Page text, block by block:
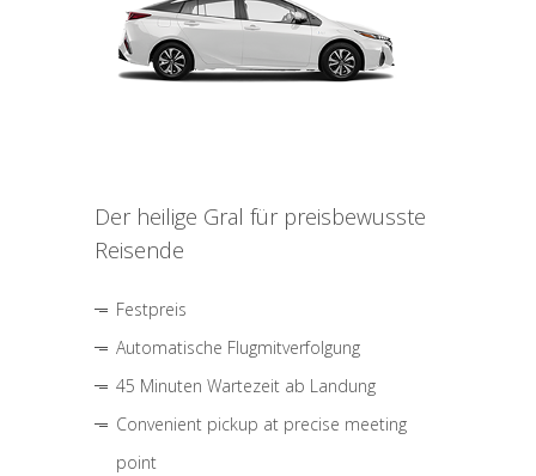
Der heilige Gral für preisbewusste
Reisende
Festpreis
Automatische Flugmitverfolgung
45 Minuten Wartezeit ab Landung
Convenient pickup at precise meeting
point